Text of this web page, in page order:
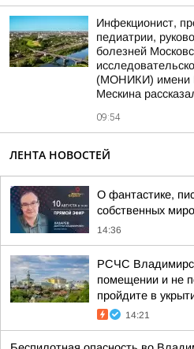
Инфекционист,
педиатрии,
болезней
(МОНИКИ) имени
Мескина
09:54
ЛЕНТА НОВОСТЕЙ
О фантастике,
собственных
14:36
РСЧС
помещении и не
пройдите в
14:21